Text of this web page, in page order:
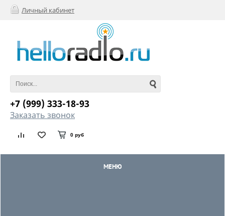
Личный кабинет
+7 (999) 333-18-93
Заказать звонок
0 руб
МЕНЮ